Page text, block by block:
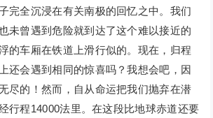
完全沉浸在有关南极的回忆之中。我们
未曾遇到危险就到达了这个难以接近的
的车厢在铁道上滑行似的。现在，归程
还会遇到相同的惊喜吗？我想会吧，因
尽的！然而，自从命运把我们抛弃在潜
行程14000法里。在这段比地球赤道还要